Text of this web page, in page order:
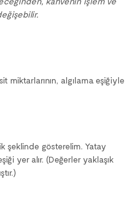
algılama eşiğiyle
şeklinde gösterelim. Yatay
yer alır. (Değerler yaklaşık